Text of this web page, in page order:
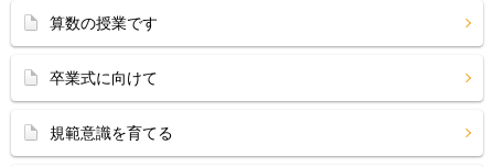
算数の授業です
卒業式に向けて
規範意識を育てる